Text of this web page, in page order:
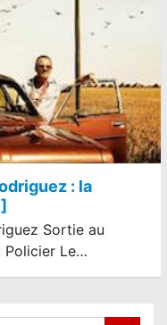
: la
Sortie au
Policier Le…